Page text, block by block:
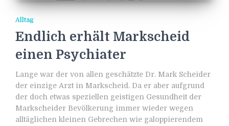
Alltag
Endlich erhält Markscheid
einen Psychiater
Lange war der von allen geschätzte Dr. Mark Scheider
der einzige Arzt in Markscheid. Da er aber aufgrund
der doch etwas speziellen geistigen Gesundheit der
Markscheider Bevölkerung immer wieder wegen
alltäglichen kleinen Gebrechen wie galoppierendem